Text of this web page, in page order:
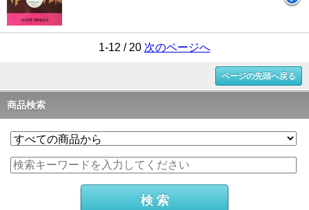
1-12 / 20 次のページへ
ページの先頭へ戻る
商品検索